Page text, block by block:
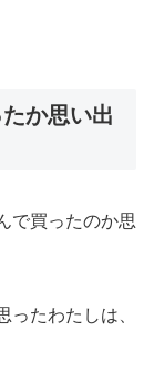
か思い出
で買ったのか思
ったわたしは、